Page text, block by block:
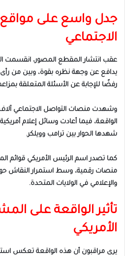
جدل واسع على مواقع
الاجتماعي
عقب انتشار المقطع المصور، انقسمت
يدافع عن وجهة نظره بقوة، وبين من
رفضًا للإجابة عن الأسئلة المتعلقة
وشهدت منصات التواصل الاجتماعي
الواقعة، فيما أعادت وسائل إعلام
شهدها الحوار بين ترامب وويلكر.
كما تصدر اسم الرئيس الأمريكي قوائم
منصات رقمية، وسط استمرار النقاش
والإعلامي في الولايات المتحدة.
تأثير الواقعة على
الأمريكي
يرى مراقبون أن هذه الواقعة تعكس